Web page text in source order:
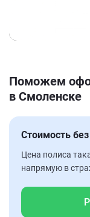
Поможем
в Смоленске
Стоимость
Цена полиса
напрямую в